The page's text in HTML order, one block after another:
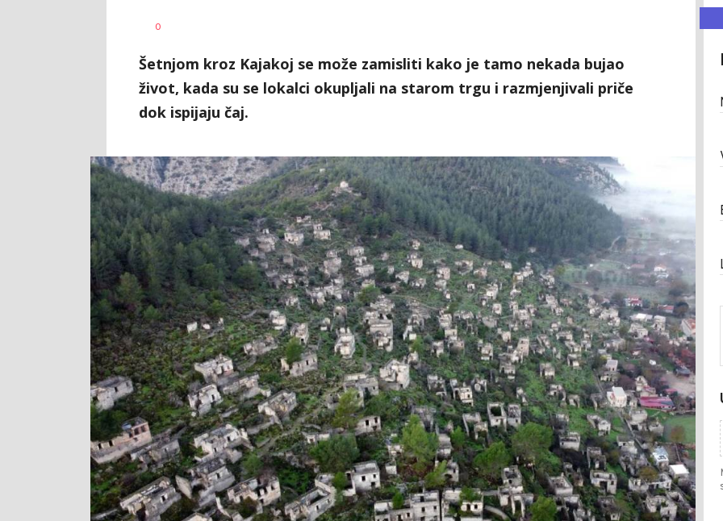
AUTOR
0
Šetnjom kroz Kajakoj se može zamisliti kako je tamo nekada bujao
život, kada su se lokalci okupljali na starom trgu i razmjenjivali priče
dok ispijaju čaj.